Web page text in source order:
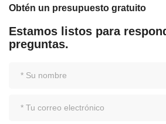
Obtén un presupuesto gratuito
Estamos listos para
preguntas.